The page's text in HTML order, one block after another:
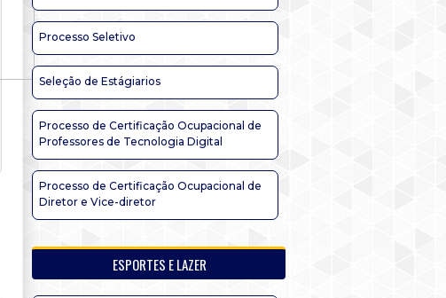
Processo Seletivo
Seleção de Estágiarios
Processo de Certificação Ocupacional de
Professores de Tecnologia Digital
Processo de Certificação Ocupacional de
Diretor e Vice-diretor
ESPORTES E LAZER